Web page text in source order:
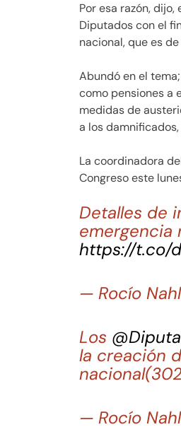
Por esa razón,
Diputados con el
nacional, que es
Abundó en el
como pensiones a
medidas de
a los damnificados,
La coordinadora
Congreso este
Detalles de
emergencia
https://t.co/
— Rocío
Los
la creación
— Rocío